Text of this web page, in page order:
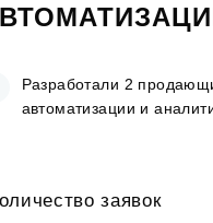
Разработали 2
автоматизации и
заявок